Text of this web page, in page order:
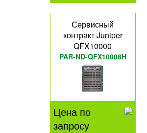
Сервисный
контракт Juniper
QFX10000
PAR-ND-QFX10008H
Цена по
запросу